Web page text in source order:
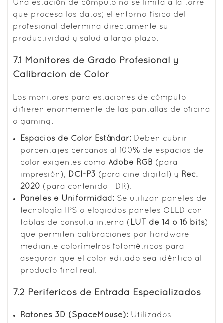
Una estación de cómputo no se limita a la torre
que procesa los datos; el entorno físico del
profesional determina directamente su
productividad y salud a largo plazo.
7.1 Monitores de Grado Profesional y
Calibración de Color
Los monitores para estaciones de cómputo
difieren enormemente de las pantallas de oficina
o gaming.
Espacios de Color Estándar: Deben cubrir
porcentajes cercanos al 100% de espacios de
color exigentes como Adobe RGB (para
impresión), DCI-P3 (para cine digital) y Rec.
2020 (para contenido HDR).
Paneles e Uniformidad: Se utilizan paneles de
tecnología IPS o elogiados paneles OLED con
tablas de consulta interna ( LUT de 14 o 16 bits)
que permiten calibraciones por hardware
mediante colorímetros fotométricos para
asegurar que el color editado sea idéntico al
producto final real.
7.2 Periféricos de Entrada Especializados
Ratones 3D (SpaceMouse): Utilizados